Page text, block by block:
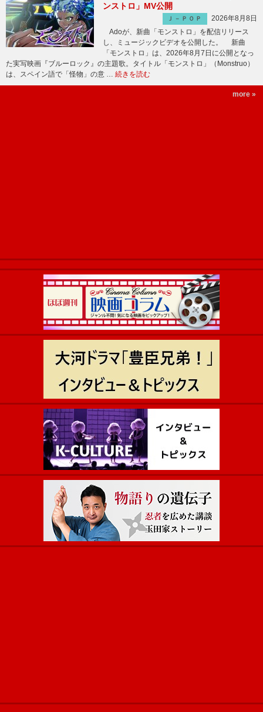
ンストロ」MV公開
Ｊ－ＰＯＰ
2026年8月8日
Adoが、新曲「モンストロ」を配信リリース
し、ミュージックビデオを公開した。 新曲
「モンストロ」は、2026年8月7日に公開となっ
た実写映画『ブルーロック』の主題歌。タイトル「モンストロ」（Monstruo）
は、スペイン語で「怪物」の意 … 続きを読む
more »